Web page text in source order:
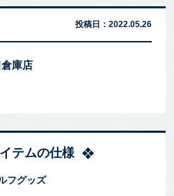
投稿日： 2022.05.26
庫店
テムの仕様
フグッズ